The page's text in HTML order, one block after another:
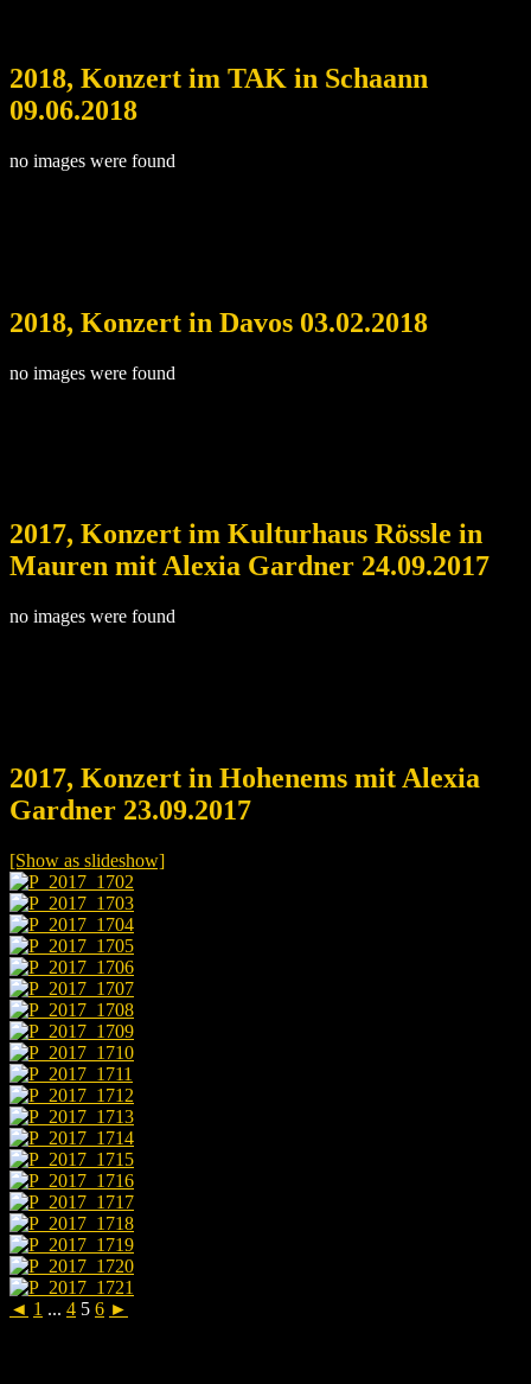
2018, Konzert im TAK in Schaann
09.06.2018
no images were found
2018, Konzert in Davos 03.02.2018
no images were found
2017, Konzert im Kulturhaus Rössle in
Mauren mit Alexia Gardner 24.09.2017
no images were found
2017, Konzert in Hohenems mit Alexia
Gardner 23.09.2017
[Show as slideshow]
◄ 1 ... 4 5 6 ►